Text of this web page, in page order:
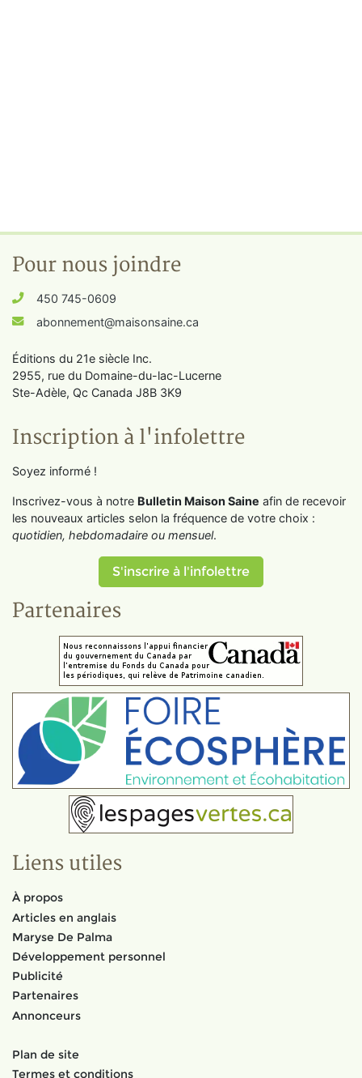
Pour nous joindre
450 745-0609
abonnement@maisonsaine.ca
Éditions du 21e siècle Inc.
2955, rue du Domaine-du-lac-Lucerne
Ste-Adèle, Qc Canada J8B 3K9
Inscription à l'infolettre
Soyez informé !
Inscrivez-vous à notre Bulletin Maison Saine afin de recevoir
les nouveaux articles selon la fréquence de votre choix :
quotidien, hebdomadaire ou mensuel.
S'inscrire à l'infolettre
Partenaires
Liens utiles
À propos
Articles en anglais
Maryse De Palma
Développement personnel
Publicité
Partenaires
Annonceurs
Plan de site
Termes et conditions